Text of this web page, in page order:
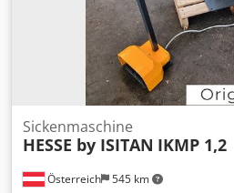
Österreich 545 km
Sickenmaschine
HESSE by ISITAN IKMP 1,2